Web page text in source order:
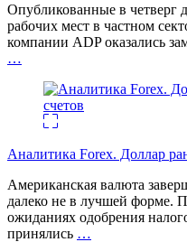
Опубликованные в четверг
рабочих мест в частном
компании ADP оказались
…
Аналитика Forex. Доллар
Американская валюта
далеко не в лучшей форме.
ожиданиях одобрения
принялись …